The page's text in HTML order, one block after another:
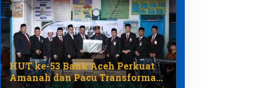
HUT ke-53 Bank Aceh Perkuat
Amanah dan Pacu Transformasi